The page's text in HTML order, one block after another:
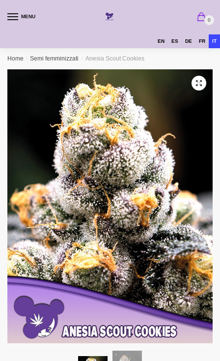
MENU
0
EN ES DE FR IT
Home / Semi femminizzati / Anesia Scout Cookies